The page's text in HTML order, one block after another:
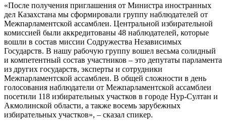
«После получения приглашения от Министра иностранных
дел Казахстана мы сформировали группу наблюдателей от
Межпарламентской ассамблеи. Центральной избирательной
комиссией были аккредитованы 48 наблюдателей, которые
вошли в состав миссии Содружества Независимых
Государств. В нашу рабочую группу вошел весьма солидный
и компетентный состав участников – это депутаты парламента
из других государств, эксперты и сотрудники
Межпарламентской ассамблеи. В общей сложности в день
голосования наблюдатели от Межпарламентской ассамблеи
посетили 118 избирательных участков в городе Нур-Султан и
Акмолинской области, а также восемь зарубежных
избирательных участков», – сказал спикер.